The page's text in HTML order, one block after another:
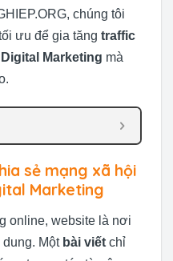
chúng tôi
ưu để gia tăng traffic
Digital Marketing mà
sẻ mạng xã hội
Marketing
online, website là nơi
dung. Một bài viết chỉ